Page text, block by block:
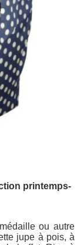
printemps-
ou autre
jupe à pois, à